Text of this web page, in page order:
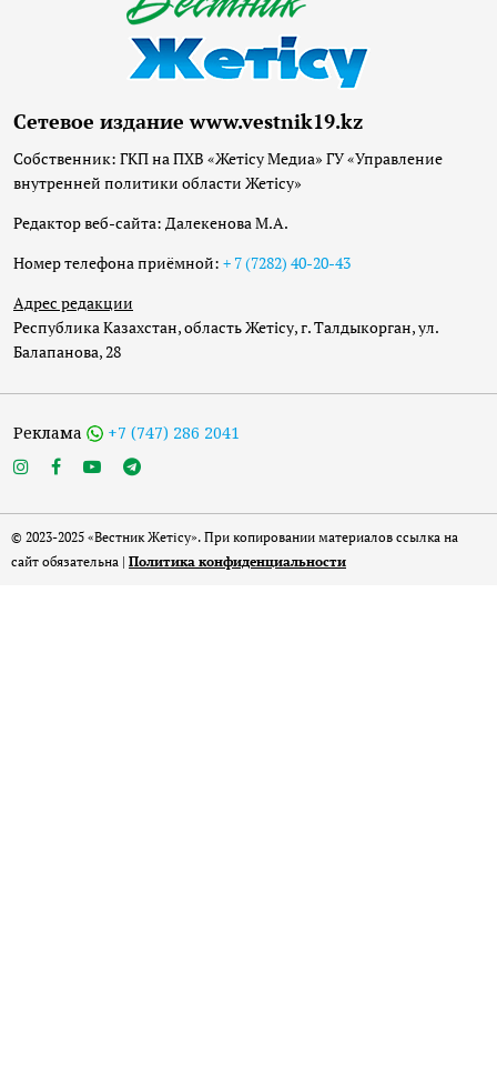
Сетевое издание www.vestnik19.kz
Собственник: ГКП на ПХВ «Жетісу Медиа» ГУ «Управление
внутренней политики области Жетісу»
Редактор веб-сайта: Далекенова М.А.
Номер телефона приёмной: + 7 (7282) 40-20-43
Адрес редакции
Республика Казахстан, область Жетісу, г. Талдыкорган, ул.
Балапанова, 28
Реклама +7 (747) 286 2041
© 2023-2025 «Вестник Жетісу». При копировании материалов ссылка на
сайт обязательна | Политика конфиденциальности